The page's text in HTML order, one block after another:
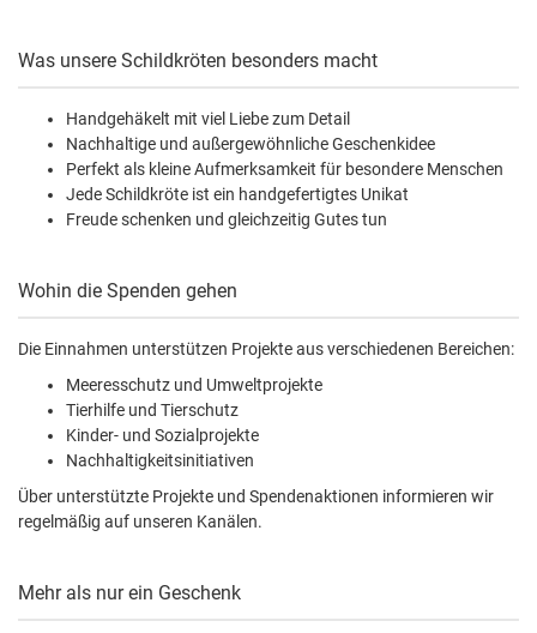
Was unsere Schildkröten besonders macht
Handgehäkelt mit viel Liebe zum Detail
Nachhaltige und außergewöhnliche Geschenkidee
Perfekt als kleine Aufmerksamkeit für besondere Menschen
Jede Schildkröte ist ein handgefertigtes Unikat
Freude schenken und gleichzeitig Gutes tun
Wohin die Spenden gehen
Die Einnahmen unterstützen Projekte aus verschiedenen Bereichen:
Meeresschutz und Umweltprojekte
Tierhilfe und Tierschutz
Kinder- und Sozialprojekte
Nachhaltigkeitsinitiativen
Über unterstützte Projekte und Spendenaktionen informieren wir
regelmäßig auf unseren Kanälen.
Mehr als nur ein Geschenk